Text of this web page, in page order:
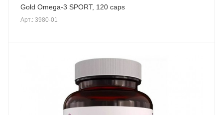
Gold Omega-3 SPORT, 120 caps
Арт.: 3980-01